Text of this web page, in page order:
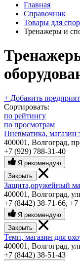
Главная
Справочник
Товары для
Тренажеры и
+ Добавить
Сортировать:
по рейтингу
по просмотрам
Пневматика, магазин
400001, Волгоград,
+7 (929) 788-31-40
Я рекомендую
Закрыть
Защита,оружейный
400001, Волгоград,
+7 (8442) 38-71-66, +7
Я рекомендую
Закрыть
Темп, магазин для
400001, Волгоград,
+7 (8442) 38-51-43